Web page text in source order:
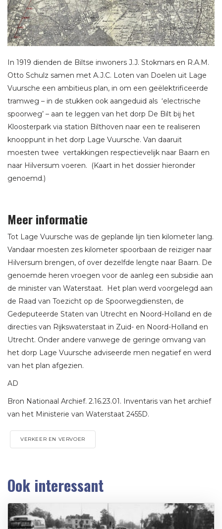
In 1919 dienden de Biltse inwoners J.J. Stokmars en R.A.M.
Otto Schulz samen met A.J.C. Loten van Doelen uit Lage
Vuursche een ambitieus plan, in om een geëlektrificeerde
tramweg – in de stukken ook aangeduid als ‘electrische
spoorweg’ – aan te leggen van het dorp De Bilt bij het
Kloosterpark via station Bilthoven naar een te realiseren
knooppunt in het dorp Lage Vuursche. Van daaruit
moesten twee vertakkingen respectievelijk naar Baarn en
naar Hilversum voeren. (Kaart in het dossier hieronder
genoemd.)
Meer informatie
Tot Lage Vuursche was de geplande lijn tien kilometer lang.
Vandaar moesten zes kilometer spoorbaan de reiziger naar
Hilversum brengen, of over dezelfde lengte naar Baarn. De
genoemde heren vroegen voor de aanleg een subsidie aan
de minister van Waterstaat. Het plan werd voorgelegd aan
de Raad van Toezicht op de Spoorwegdiensten, de
Gedeputeerde Staten van Utrecht en Noord-Holland en de
directies van Rijkswaterstaat in Zuid- en Noord-Holland en
Utrecht. Onder andere vanwege de geringe omvang van
het dorp Lage Vuursche adviseerde men negatief en werd
van het plan afgezien.
AD
Bron Nationaal Archief. 2.16.23.01. Inventaris van het archief
van het Ministerie van Waterstaat 2455D.
VERKEER EN VERVOER
Ook interessant